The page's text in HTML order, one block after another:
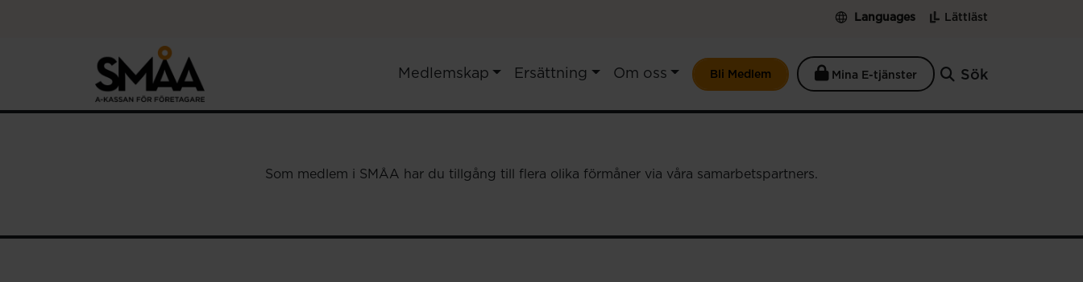
Languages Lättläst
Medlemskap Ersättning Om oss Bli Medlem Mina E-tjänster Sök
Som medlem i SMÅA har du tillgång till flera olika förmåner via våra samarbetspartners.